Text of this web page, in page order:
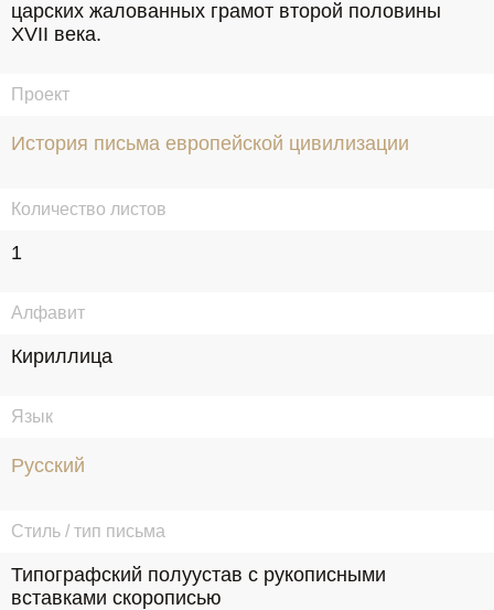
царских жалованных грамот второй половины
XVII века.
Проект
История письма европейской цивилизации
Количество листов
1
Алфавит
Кириллица
Язык
Русский
Стиль / тип письма
Типографский полуустав с рукописными
вставками скорописью